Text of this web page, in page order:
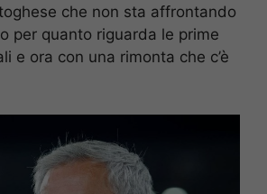
che non sta affrontando
per quanto riguarda le prime
e ora con una rimonta che c’è